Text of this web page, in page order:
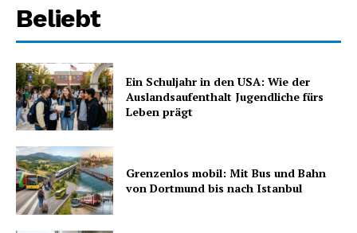
Beliebt
Ein Schuljahr in den USA: Wie der
Auslandsaufenthalt Jugendliche fürs
Leben prägt
Grenzenlos mobil: Mit Bus und Bahn
von Dortmund bis nach Istanbul